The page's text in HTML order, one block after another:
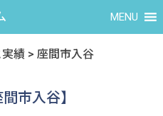
MENU
績 > 座間市入谷
市入谷】